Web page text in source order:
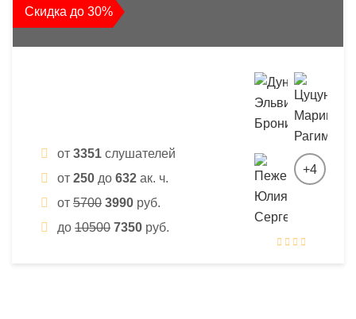
Скидка до 30%
от 3351 слушателей
от 250 до 632 ак. ч.
от 5700 3990 руб.
до 10500 7350 руб.
+4